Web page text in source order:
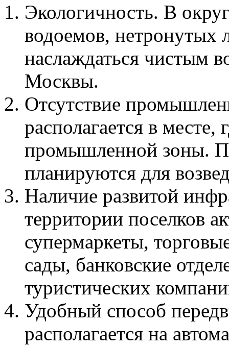
Экологичность. В
водоемов, нетронутых
наслаждаться чистым
Москвы.
Отсутствие
располагается в месте,
промышленной зоны.
планируются для
Наличие развитой
территории поселков
супермаркеты,
сады, банковские
туристических
Удобный способ
располагается на